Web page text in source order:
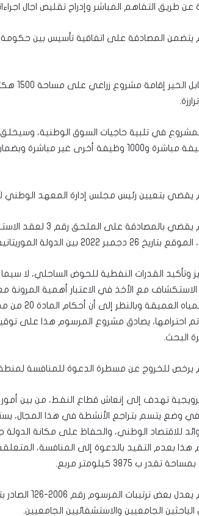
عن طريق التفاهم المباشر وإدراج تقليص اجال
المصادقة على اتفاقية تأسيس بين حكومة
تعتزم
في تلبية حاجيات السوق الوطنية،
في خلق 115 وظيفة مباشرة و1000 وظيفة أخرى
بتعيين رئيس مجلس إدارة المعهد الوطني
الموريتانية وشركة “توتال انيرجي موريتانيا”.
وتأكيد القدرات النفطية للحوض الساحلي، لا
مع الأخذ في الاعتبار أهمية المرونة
الموجودة
احترامها، يصادق مشروع المرسوم هذا على
البحث.
للخروج عن مسطرة الدعوة للمنافسة
تهدف إلى إنعاش قطاع النفط، من بين
في وضع يتسم بتراجع الأنشطة في هذا المجال،
للاقتصاد الوطني، والحفاظ على مكانة الدولة
ب 3875 كيلومتر مربع.
الجامعيين والاستشفائيين الجامعيين.